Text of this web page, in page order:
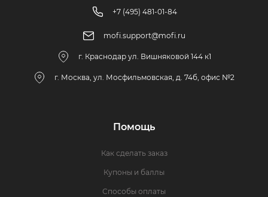
+7 (495) 481-01-84
mofi.support@mofi.ru
г. Краснодар ул. Вишняковой 144 к1
г. Москва, ул. Мосфильмовская, д. 74б, офис №2
Помощь
Как сделать заказ
Купоны и баллы
Способы оплаты